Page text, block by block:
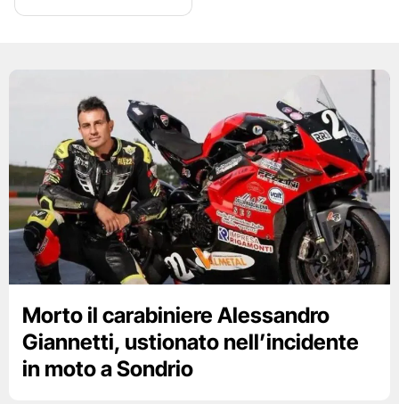
Morto il carabiniere Alessandro
Giannetti, ustionato nell’incidente
in moto a Sondrio